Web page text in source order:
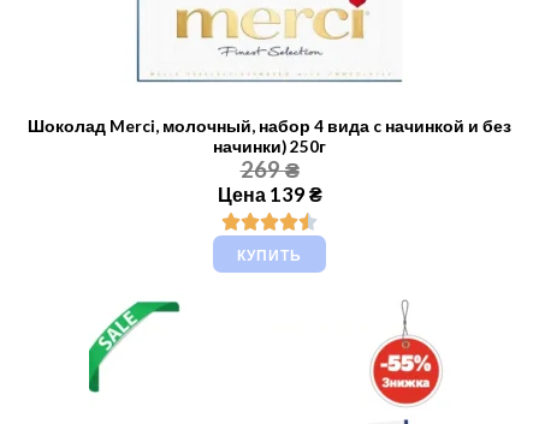
Шоколад Merci, молочный, набор 4 вида c начинкой и без
начинки) 250г
269 ₴
Цена 139 ₴
КУПИТЬ